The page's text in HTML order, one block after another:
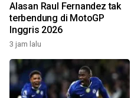
Alasan Raul Fernandez tak
terbendung di MotoGP
Inggris 2026
3 jam lalu